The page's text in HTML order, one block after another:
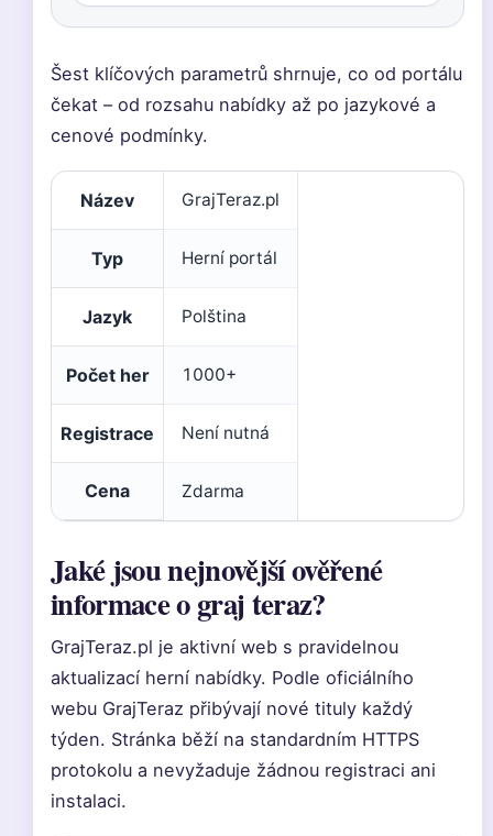
Šest klíčových parametrů shrnuje, co od portálu
čekat – od rozsahu nabídky až po jazykové a
cenové podmínky.
Název GrajTeraz.pl
Typ Herní portál
Jazyk Polština
Počet her 1000+
Registrace Není nutná
Cena Zdarma
Jaké jsou nejnovější ověřené
informace o graj teraz?
GrajTeraz.pl je aktivní web s pravidelnou
aktualizací herní nabídky. Podle oficiálního
webu GrajTeraz přibývají nové tituly každý
týden. Stránka běží na standardním HTTPS
protokolu a nevyžaduje žádnou registraci ani
instalaci.